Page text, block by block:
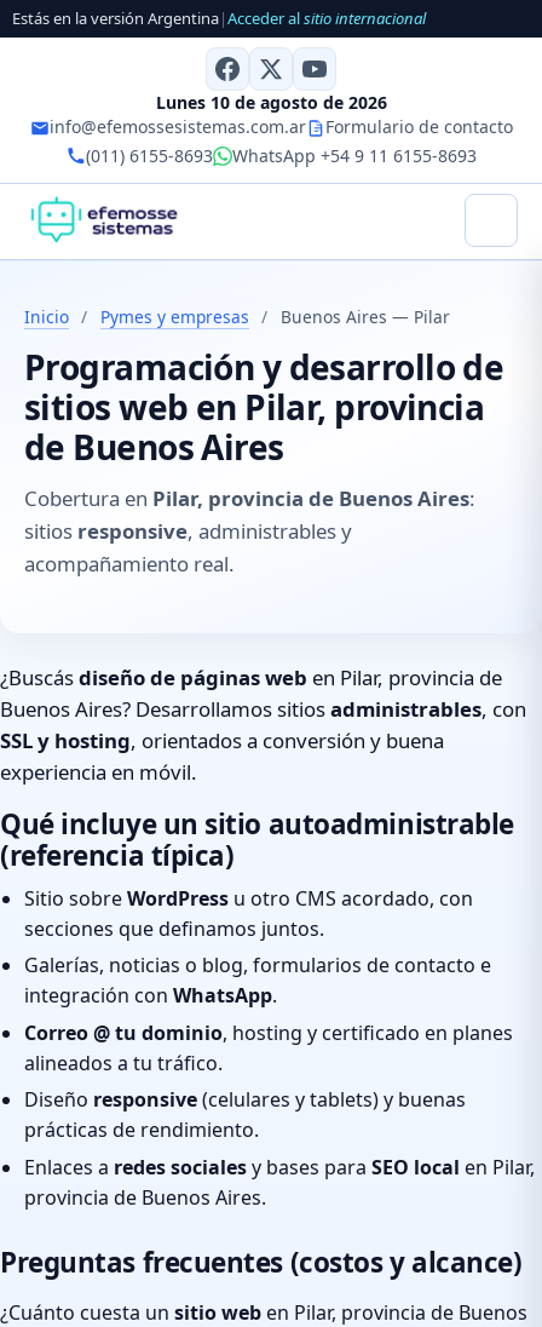
Estás en la versión Argentina|Acceder alsitio internacional
Lunes 10 de agosto de 2026
info@efemossesistemas.com.ar
Formulario de contacto
(011) 6155-8693
WhatsApp +54 9 11 6155-8693
Inicio / Pymes y empresas / Buenos Aires — Pilar
Programación y desarrollo de
sitios web en Pilar, provincia
de Buenos Aires
Cobertura en Pilar, provincia de Buenos Aires:
sitios responsive, administrables y
acompañamiento real.
¿Buscásdiseño de páginas web en Pilar, provincia de
Buenos Aires? Desarrollamos sitiosadministrables, con
SSL y hosting, orientados a conversión y buena
experiencia en móvil.
Qué incluye un sitio autoadministrable
(referencia típica)
Sitio sobreWordPress u otro CMS acordado, con
secciones que definamos juntos.
Galerías, noticias o blog, formularios de contacto e
integración con WhatsApp.
Correo @ tu dominio, hosting y certificado en planes
alineados a tu tráfico.
Diseño responsive(celulares y tablets) y buenas
prácticas de rendimiento.
Enlaces a redes socialesy bases para SEO local en Pilar,
provincia de Buenos Aires.
Preguntas frecuentes (costos y alcance)
¿Cuánto cuesta un sitio weben Pilar, provincia de Buenos